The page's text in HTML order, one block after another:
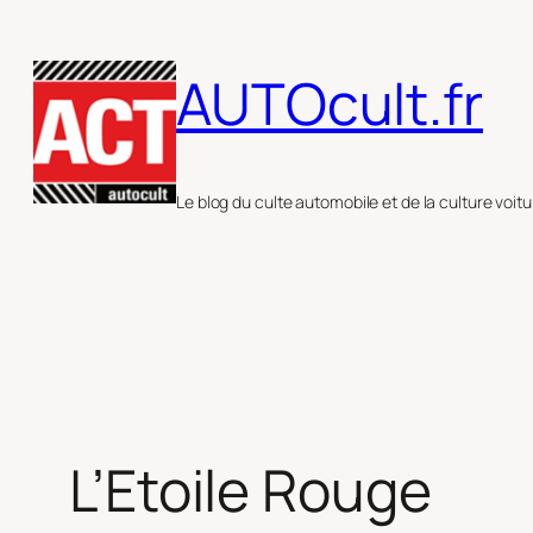
au
contenu
AUTOcult.fr
Le blog du culte automobile et de la culture
L’Etoile Rouge